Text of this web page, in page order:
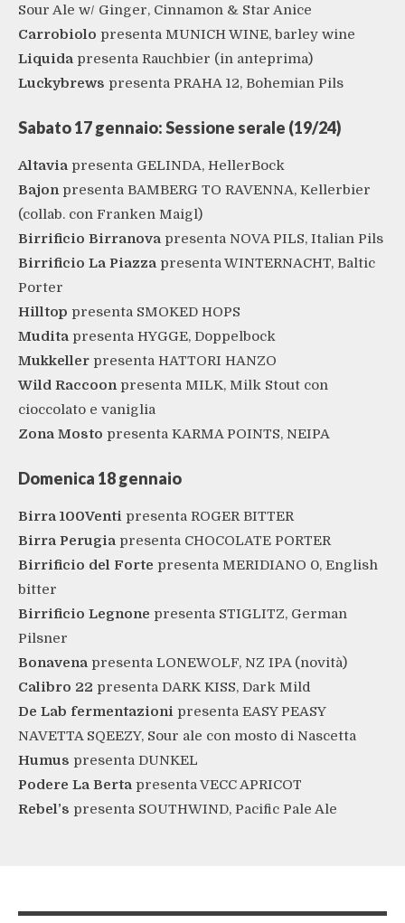
Sour Ale w/ Ginger, Cinnamon & Star Anice
Carrobiolo presenta MUNICH WINE, barley wine
Liquida presenta Rauchbier (in anteprima)
Luckybrews presenta PRAHA 12, Bohemian Pils
Sabato 17 gennaio: Sessione serale (19/24)
Altavia presenta GELINDA, HellerBock
Bajonpresenta BAMBERG TO RAVENNA, Kellerbier
(collab. con Franken Maigl)
Birrificio Birranova presenta NOVA PILS, Italian Pils
Birrificio La Piazza presenta WINTERNACHT, Baltic
Porter
Hilltop presenta SMOKED HOPS
Mudita presenta HYGGE, Doppelbock
Mukkeller presenta HATTORI HANZO
Wild Raccoonpresenta MILK, Milk Stout con
cioccolato e vaniglia
Zona Mosto presenta KARMA POINTS, NEIPA
Domenica 18 gennaio
Birra 100Venti presenta ROGER BITTER
Birra Perugia presenta CHOCOLATE PORTER
Birrificio del Forte presenta MERIDIANO 0, English
bitter
Birrificio Legnone presenta STIGLITZ, German
Pilsner
Bonavena presenta LONEWOLF, NZ IPA (novità)
Calibro 22 presenta DARK KISS, Dark Mild
De Lab fermentazioni presenta EASY PEASY
NAVETTA SQEEZY, Sour ale con mosto di Nascetta
Humus presenta DUNKEL
Podere La Berta presenta VECC APRICOT
Rebel’s presenta SOUTHWIND, Pacific Pale Ale